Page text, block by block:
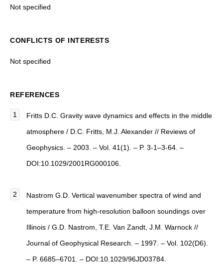
Not specified
CONFLICTS OF INTERESTS
Not specified
REFERENCES
Fritts D.C. Gravity wave dynamics and effects in the middle
atmosphere / D.C. Fritts, M.J. Alexander // Reviews of
Geophysics. – 2003. – Vol. 41(1). – P. 3-1–3-64. –
DOI:10.1029/2001RG000106.
Nastrom G.D. Vertical wavenumber spectra of wind and
temperature from high-resolution balloon soundings over
Illinois / G.D. Nastrom, T.E. Van Zandt, J.M. Warnock //
Journal of Geophysical Research. – 1997. – Vol. 102(D6).
– P. 6685–6701. – DOI:10.1029/96JD03784.